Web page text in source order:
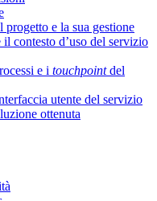
e la sua gestione
contesto d’uso del servizio
e i touchpointdel
utente del servizio
ottenuta